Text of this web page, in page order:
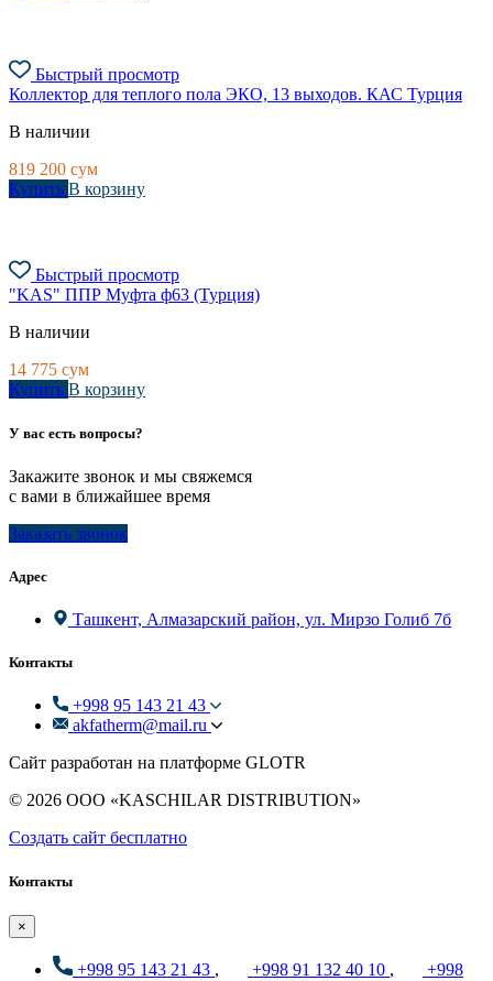
Быстрый просмотр
Коллектор для теплого пола ЭКО, 13 выходов. КАС Турция
В наличии
819 200 сум
Купить В корзину
Быстрый просмотр
"KAS" ППР Муфта ф63 (Турция)
В наличии
14 775 сум
Купить В корзину
У вас есть вопросы?
Закажите звонок и мы свяжемся
с вами в ближайшее время
Заказать звонок
Адрес
Ташкент, Алмазарский район, ул. Мирзо Голиб 7б
Контакты
+998 95 143 21 43
akfatherm@mail.ru
Сайт разработан на платформе GLOTR
© 2026 ООО «KASCHILAR DISTRIBUTION»
Создать cайт бесплатно
Контакты
×
+998 95 143 21 43 , +998 91 132 40 10 ,
+998